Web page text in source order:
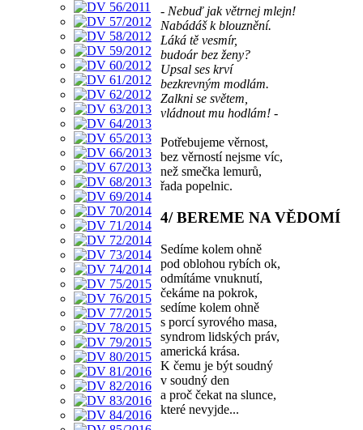
- Nebuď jak větrnej mlejn!
Nabádáš k blouznění.
Láká tě vesmír,
budoár bez ženy?
Upsal ses krví
bezkrevným modlám.
Zalkni se světem,
vládnout mu hodlám! -
Potřebujeme věrnost,
bez věrností nejsme víc,
než smečka lemurů,
řada popelnic.
4/ BEREME NA VĚDOMÍ
Sedíme kolem ohně
pod oblohou rybích ok,
odmítáme vnuknutí,
čekáme na pokrok,
sedíme kolem ohně
s porcí syrového masa,
syndrom lidských práv,
americká krása.
K čemu je být soudný
v soudný den
a proč čekat na slunce,
které nevyjde...